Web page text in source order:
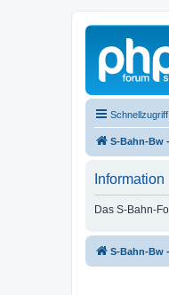
Schnellzugriff
S-Bahn-Bw
Information
Das S-Bahn-
S-Bahn-Bw